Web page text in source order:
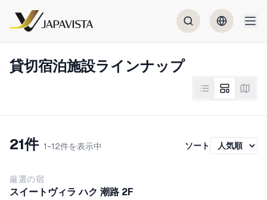
貸切宿泊施設ラインナップ
21件 1-12件を表示中 ソート
NEW
厳選の宿
スイートヴィラ ハク 潮路 2F